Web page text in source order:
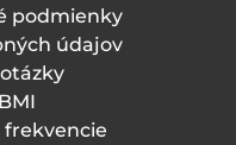
podmienky
údajov